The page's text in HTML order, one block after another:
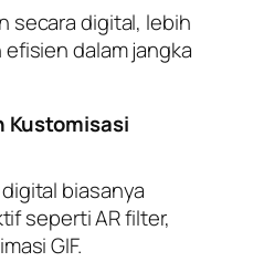
secara digital, lebih
dalam jangka
Kustomisasi
biasanya
seperti AR filter,
GIF.